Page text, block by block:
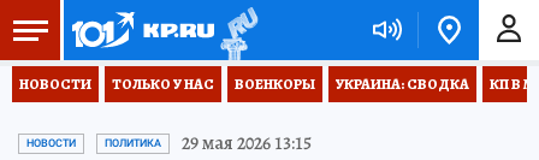
НОВОСТИ ТОЛЬКО У НАС ВОЕНКОРЫ УКРАИНА: СВОДКА КП В
НОВОСТИ ПОЛИТИКА 29 мая 2026 13:15